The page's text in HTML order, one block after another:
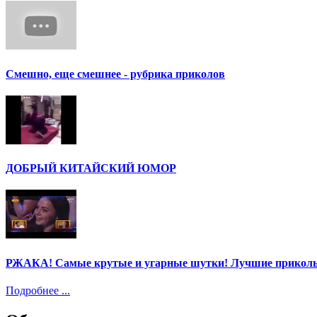
Смешно, еще смешнее - рубрика приколов
ДОБРЫЙ КИТАЙСКИЙ ЮМОР
РЖАКА! Самые крутые и угарные шутки! Лучшие
Подробнее ...